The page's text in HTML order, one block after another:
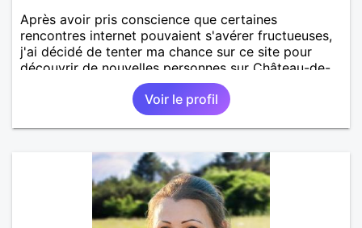
Après avoir pris conscience que certaines
rencontres internet pouvaient s'avérer fructueuses,
j'ai décidé de tenter ma chance sur ce site pour
découvrir de nouvelles personnes sur Château-de-
Loir voire Le Mans ou La Flèche !
Voir le profil